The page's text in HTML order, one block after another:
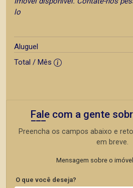
lo
Aluguel
Total / Mês
Fale com a gente
Preencha os campos abaixo e
em breve.
Mensagem sobre o imóvel
O que você deseja?